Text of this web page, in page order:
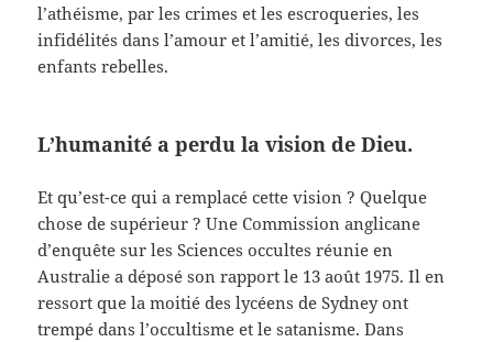
l’athéisme, par les crimes et les escroqueries, les
infidélités dans l’amour et l’amitié, les divorces, les
enfants rebelles.
L’humanité a perdu la vision de Dieu.
Et qu’est-ce qui a remplacé cette vision ? Quelque
chose de supérieur ? Une Commission anglicane
d’enquête sur les Sciences occultes réunie en
Australie a déposé son rapport le 13 août 1975. Il en
ressort que la moitié des lycéens de Sydney ont
trempé dans l’occultisme et le satanisme. Dans